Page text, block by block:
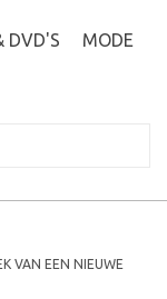
DVD'S
MODE
VAN EEN NIEUWE